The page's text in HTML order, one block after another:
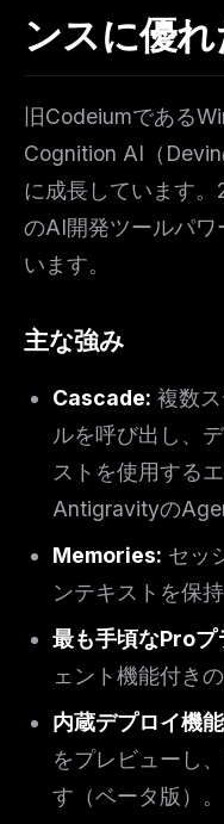
ンスに優
旧Codeiumである
Cognition AI（
に成長しています
のAI開発ツールパワ
います。
主な強み
Cascade: 複数
ルを呼び出し、
ストを使用する
Antigravityの
Memories: セッ
ンテキストを保
最も手頃なProプ
ェント機能付き
内蔵デプロイ機能
をプレビューし
す（ベータ版）。